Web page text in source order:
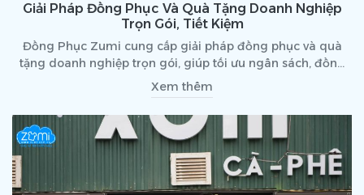
Giải Pháp Đồng Phục Và Quà Tặng Doanh Nghiệp
Trọn Gói, Tiết Kiệm
Đồng Phục Zumi cung cấp giải pháp đồng phục và quà
tặng doanh nghiệp trọn gói, giúp tối ưu ngân sách, đồng
bộ hình ảnh thương hiệu và nâng cao tính chuyên nghiệp
cho doanh nghiệp.
Xem thêm